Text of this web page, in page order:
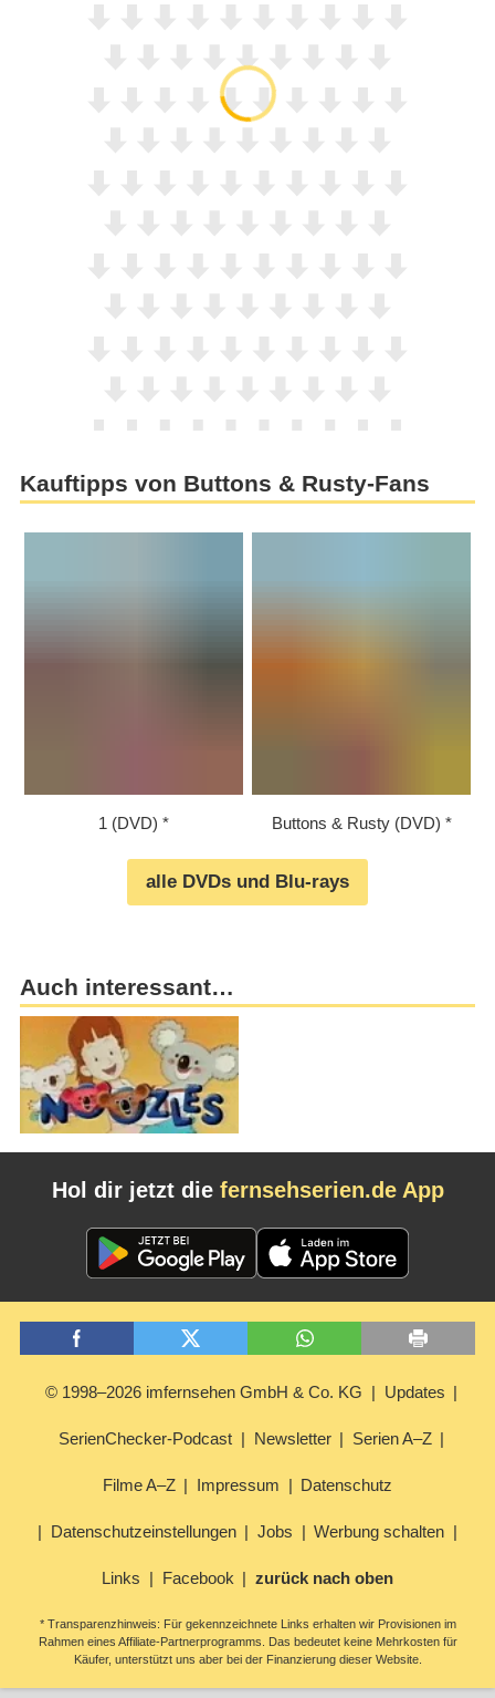
Kauftipps von Buttons & Rusty-Fans
1 (DVD) Buttons & Rusty (DVD)
alle DVDs und Blu-rays
Auch interessant…
Hol dir jetzt die fernsehserien.de App
© 1998–2026 imfernsehen GmbH & Co. KG Updates
SerienChecker-Podcast Newsletter Serien A–Z
Filme A–Z Impressum Datenschutz
Datenschutzeinstellungen Jobs Werbung schalten
Links Facebook zurück nach oben
* Transparenzhinweis: Für gekennzeichnete Links erhalten wir Provisionen im
Rahmen eines Affiliate-Partnerprogramms. Das bedeutet keine Mehrkosten für
Käufer, unterstützt uns aber bei der Finanzierung dieser Website.